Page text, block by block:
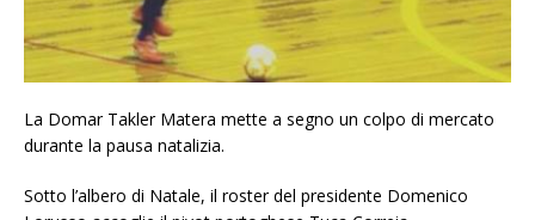
La Domar Takler Matera mette a segno un colpo di mercato
durante la pausa natalizia.
Sotto l’albero di Natale, il roster del presidente Domenico